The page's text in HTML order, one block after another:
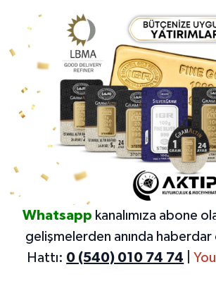
Whatsapp kanalımıza abone
gelişmelerden anında haberdar
Hattı: 0 (540) 010 74 74